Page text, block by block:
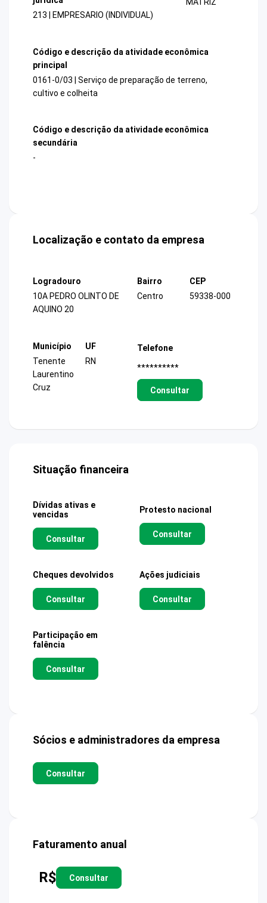
213 | EMPRESARIO (INDIVIDUAL)
MATRIZ
Código e descrição da atividade econômica
principal
0161-0/03 | Serviço de preparação de terreno,
cultivo e colheita
Código e descrição da atividade econômica
secundária
-
Localização e contato da empresa
Logradouro
10A PEDRO OLINTO DE
AQUINO 20
Bairro
Centro
CEP
59338-000
Município
Tenente
Laurentino
Cruz
UF
RN
Telefone
**********
Consultar
Situação financeira
Dívidas ativas e
vencidas
Consultar
Protesto nacional
Consultar
Cheques devolvidos
Consultar
Ações judiciais
Consultar
Participação em
falência
Consultar
Sócios e administradores da empresa
Consultar
Faturamento anual
R$ Consultar